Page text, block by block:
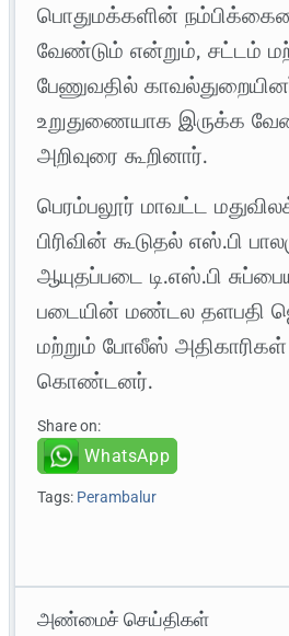
பொதுமக்களின்
வேண்டும் என்றும், சட்டம்
பேணுவதில்
உறுதுணையாக இருக்க
அறிவுரை கூறினார்.
பெரம்பலூர் மாவட்ட
பிரிவின் கூடுதல் எஸ்.பி
ஆயுதப்படை டி.எஸ்.பி
படையின் மண்டல தளபதி
மற்றும் போலீஸ் அதிகாரிகள்
கொண்டனர்.
Share on:
WhatsApp
Tags: Perambalur
அண்மைச் செய்திகள்